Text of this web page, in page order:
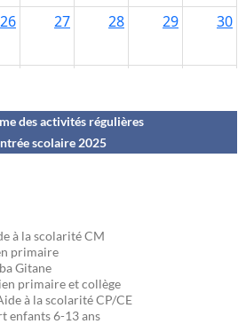
des activités régulières
scolaire 2025
à la scolarité CM
primaire
Gitane
primaire et collège
à la scolarité CP/CE
enfants 6-13 ans